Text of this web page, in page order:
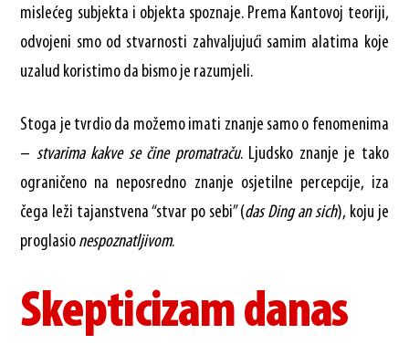
mislećeg subjekta i objekta spoznaje. Prema Kantovoj teoriji,
odvojeni smo od stvarnosti zahvaljujući samim alatima koje
uzalud koristimo da bismo je razumjeli.
Stoga je tvrdio da možemo imati znanje samo o fenomenima
– stvarima kakve se čine promatraču. Ljudsko znanje je tako
ograničeno na neposredno znanje osjetilne percepcije, iza
čega leži tajanstvena “stvar po sebi” (das Ding an sich), koju je
proglasio nespoznatljivom.
Skepticizam danas